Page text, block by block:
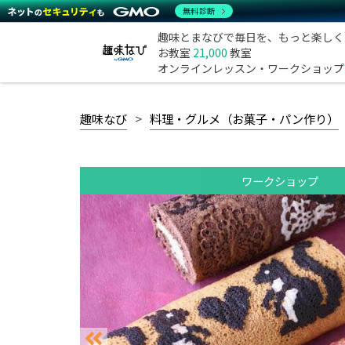
趣味とまなびで毎日を、もっと楽しく
お教室 21,000 教室
オンラインレッスン・ワークショップ
趣味なび 料理・グルメ（お菓子・パン作り）
ワークショップ
無料診断